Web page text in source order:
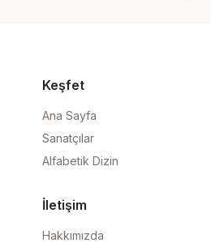
Keşfet
Ana Sayfa
Sanatçılar
Alfabetik Dizin
İletişim
Hakkımızda